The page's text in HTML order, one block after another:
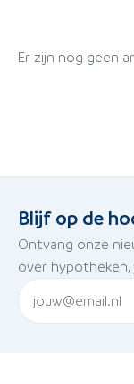
Er zijn nog geen
Blijf op de
Ontvang onze
over hypotheken,